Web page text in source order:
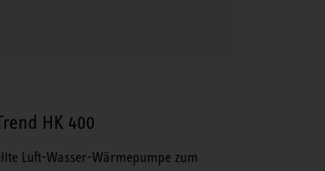
HK 400
Luft-Wasser-Wärmepumpe zum